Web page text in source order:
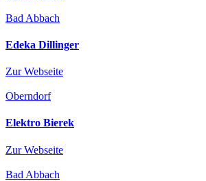
Bad Abbach
Edeka Dillinger
Zur Webseite
Oberndorf
Elektro Bierek
Zur Webseite
Bad Abbach